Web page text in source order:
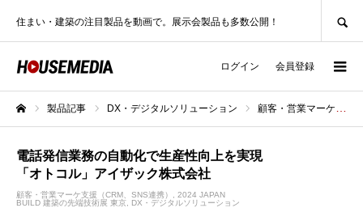
住まい・建築の注目製品を動画で。展示会製品も多数公開！
ログイン 会員登録
製品記事 DX・デジタルソリューション 顧客・営業マーケ支援（CRM、SNS連携）
電話発信業務の自動化で生産性向上を実現
「オトコル」アイザック株式会社
顧客・営業マーケ支援（CRM、SNS連携）
2024 JAPAN
BUILD 建築の先端技術展 東京
DX・デジタルソリューション